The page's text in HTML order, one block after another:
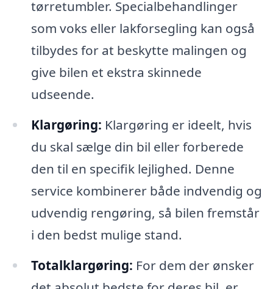
tørretumbler. Specialbehandlinger
som voks eller lakforsegling kan også
tilbydes for at beskytte malingen og
give bilen et ekstra skinnede
udseende.
Klargøring: Klargøring er ideelt, hvis
du skal sælge din bil eller forberede
den til en specifik lejlighed. Denne
service kombinerer både indvendig og
udvendig rengøring, så bilen fremstår
i den bedst mulige stand.
Totalklargøring: For dem der ønsker